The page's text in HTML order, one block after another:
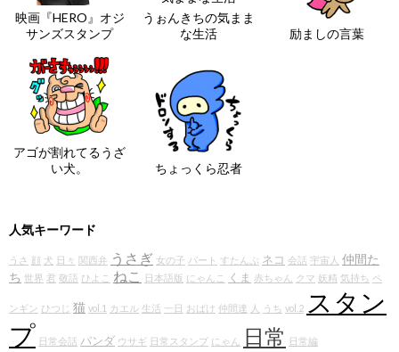
映画『HERO』オジ
サンズスタンプ
うぉんきちの気まま
な生活
励ましの言葉
アゴが割れてるうざ
い犬。
ちょっくら忍者
人気キーワード
うさ 顔 犬 日々 関西弁 うさぎ 女の子 パート すたんぷ ネコ 会話 宇宙人 仲間た
ち
世界 君 敬語 ひよこ ねこ 日本語版 にゃんこ くま 赤ちゃん クマ 妖精 気持ち ペ
ンギン ひつじ 猫 vol.1 カエル 生活 一日 おばけ 仲間達 人 うち vol.2 スタン
プ 日常会話 パンダ ウサギ 日常スタンプ にゃん 日常 日常編